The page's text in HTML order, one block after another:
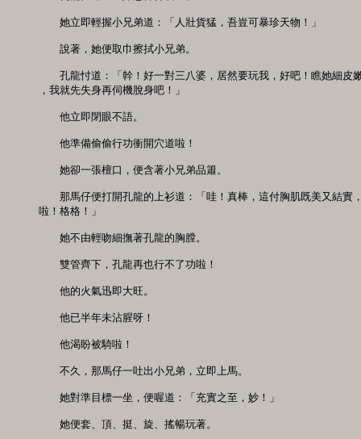
她立即輕握小兄弟道：「人壯貨猛，吾豈可暴珍天物！」
說著，她便取巾擦拭小兄弟。
孔龍忖道：「幹！好一對三八婆，居然要玩我，好吧！瞧她細皮
，我就先失身再伺機脫身吧！」
他立即閉眼不語。
他準備偷偷行功衝開穴道啦！
她卻一張檀口，便含著小兄弟品簫。
那馬仔便打開孔龍的上衫道：「哇！真棒，這付胸肌既美又結實
啦！格格！」
她不由輕吻細撫著孔龍的胸膛。
雙管齊下，孔龍再也行不了功啦！
他的火氣迅即大旺。
他已半年未沾腥呀！
他渴盼被騎啦！
不久，那馬仔一吐出小兄弟，立即上馬。
她對準目標一坐，便喔道：「充實之至，妙！」
她便套、頂、挺、旋、搖暢玩著。